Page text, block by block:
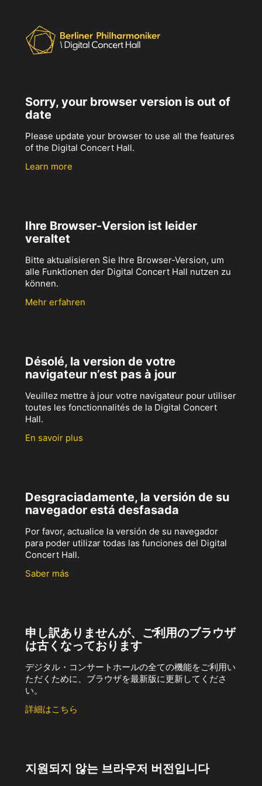
Sorry, your browser version is out of
date
Please update your browser to use all the features
of the Digital Concert Hall.
Learn more
Ihre Browser-Version ist leider
veraltet
Bitte aktualisieren Sie Ihre Browser-Version, um
alle Funktionen der Digital Concert Hall nutzen zu
können.
Mehr erfahren
Désolé, la version de votre
navigateur n’est pas à jour
Veuillez mettre à jour votre navigateur pour utiliser
toutes les fonctionnalités de la Digital Concert
Hall.
En savoir plus
Desgraciadamente, la versión de su
navegador está desfasada
Por favor, actualice la versión de su navegador
para poder utilizar todas las funciones del Digital
Concert Hall.
Saber más
申し訳ありませんが、ご利用のブラウザ
は古くなっております
デジタル・コンサートホールの全ての機能をご利用い
ただくために、ブラウザを最新版に更新してくださ
い。
詳細はこちら
지원되지 않는 브라우저 버전입니다